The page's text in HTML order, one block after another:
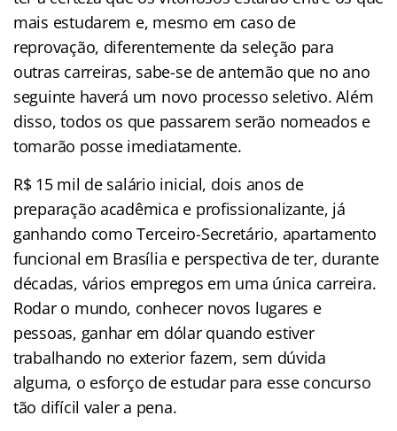
mais estudarem e, mesmo em caso de
reprovação, diferentemente da seleção para
outras carreiras, sabe-se de antemão que no ano
seguinte haverá um novo processo seletivo. Além
disso, todos os que passarem serão nomeados e
tomarão posse imediatamente.
R$ 15 mil de salário inicial, dois anos de
preparação acadêmica e profissionalizante, já
ganhando como Terceiro-Secretário, apartamento
funcional em Brasília e perspectiva de ter, durante
décadas, vários empregos em uma única carreira.
Rodar o mundo, conhecer novos lugares e
pessoas, ganhar em dólar quando estiver
trabalhando no exterior fazem, sem dúvida
alguma, o esforço de estudar para esse concurso
tão difícil valer a pena.